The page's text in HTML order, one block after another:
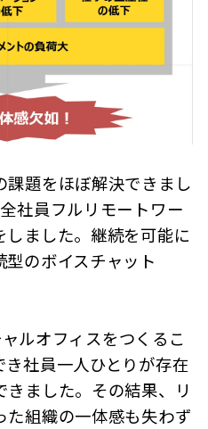
課題をほぼ解決できまし
社員フルリモートワー
ました。継続を可能に
のボイスチャット
ルオフィスをつくるこ
社員一人ひとりが存在
ました。その結果、リ
た組織の一体感も失わず